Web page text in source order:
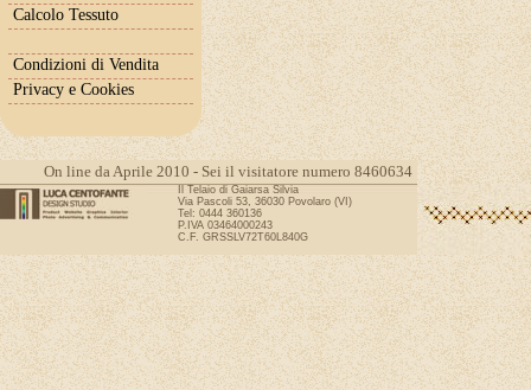
Calcolo Tessuto
Condizioni di Vendita
Privacy e Cookies
On line da Aprile 2010 - Sei il visitatore numero 8460634
Il Telaio di Gaiarsa Silvia
Via Pascoli 53, 36030 Povolaro (VI)
Tel: 0444 360136
P.IVA 03464000243
C.F. GRSSLV72T60L840G